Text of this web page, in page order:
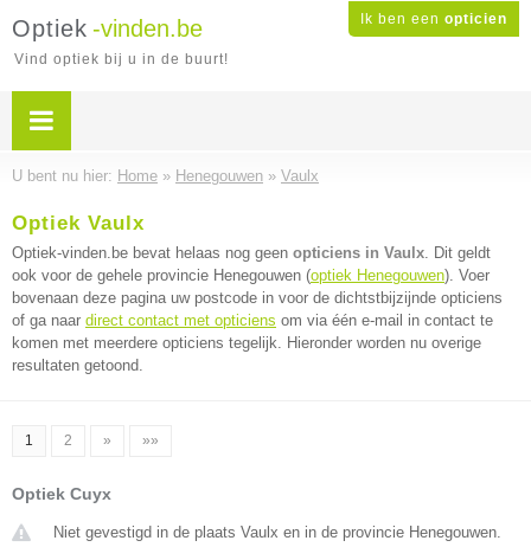
Ik ben een opticien
Optiek -vinden.be
Vind optiek bij u in de buurt!
U bent nu hier: Home » Henegouwen » Vaulx
Optiek Vaulx
Optiek-vinden.be bevat helaas nog geen opticiens in Vaulx. Dit geldt
ook voor de gehele provincie Henegouwen (optiek Henegouwen). Voer
bovenaan deze pagina uw postcode in voor de dichtstbijzijnde opticiens
of ga naar direct contact met opticiens om via één e-mail in contact te
komen met meerdere opticiens tegelijk. Hieronder worden nu overige
resultaten getoond.
1 2 » »»
Optiek Cuyx
Niet gevestigd in de plaats Vaulx en in de provincie Henegouwen.